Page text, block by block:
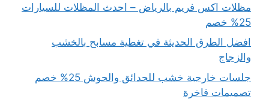
مظلات اكس فريم بالرياض – احدث المظلات للسيارات
25% خصم
افضل الطرق الحديثة في تغطية مسابح بالخشب
والزجاج
جلسات خارجية خشب للحدائق والحوش 25% خصم
تصميمات فاخرة